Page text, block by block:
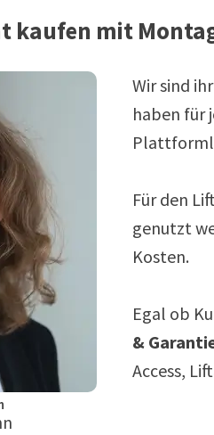
kaufen mit
Wir sind
haben für
Für den
genutzt
Kosten.
Egal ob
&
Access,